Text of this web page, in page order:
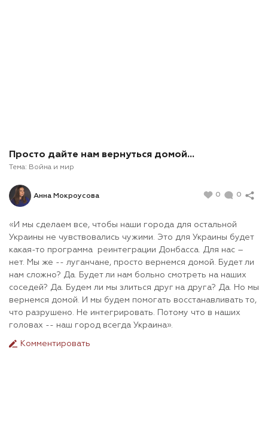
Просто дайте нам вернуться домой...
Тема: Война и мир
Анна Мокроусова 0 0
«И мы сделаем все, чтобы наши города для остальной
Украины не чувствовались чужими. Это для Украины будет
какая-то программа реинтеграции Донбасса. Для нас –
нет. Мы же -- луганчане, просто вернемся домой. Будет ли
нам сложно? Да. Будет ли нам больно смотреть на наших
соседей? Да. Будем ли мы злиться друг на друга? Да. Но мы
вернемся домой. И мы будем помогать восстанавливать то,
что разрушено. Не интегрировать. Потому что в наших
головах -- наш город всегда Украина».
Комментировать